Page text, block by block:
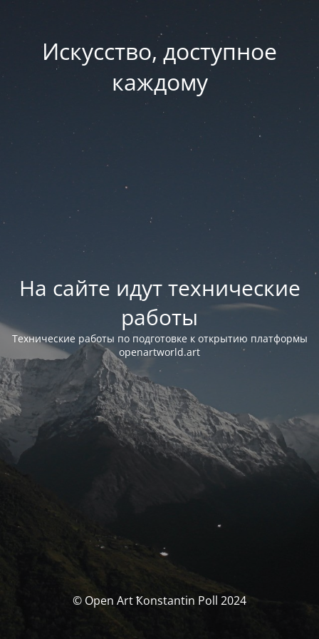
Искусство, доступное
каждому
На сайте идут технические
работы
Технические работы по подготовке к открытию платформы
openartworld.art
© Open Art Ҟonstantin Poll 2024